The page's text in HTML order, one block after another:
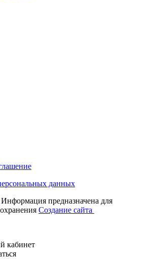
данных
Информация предназначена для
Создание сайта
кабинет